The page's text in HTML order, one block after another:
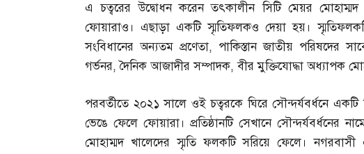
এ চত্বরের উদ্বোধন করেন তৎকালীন সিটি মেয়র
ফোয়ারাও। এছাড়া একটি স্মৃতিফলকও দেয়া হয়।
সংবিধানের অন্যতম প্রণেতা, পাকিস্তান জাতীয় পরিষদের
গর্ভনর,দৈনিক আজাদীর সম্পাদক,বীর মুক্তিযোদ্ধা অধ্যাপক
পরবর্তীতে ২০২১ সালে ওই চত্বরকে ঘিরে সৌন্দর্যবর্ধনে একটি
ভেঙে ফেলে ফোয়ারা। প্রতিষ্ঠানটি সেখানে সৌন্দর্যবর্ধনের
মোহাম্মদ খালেদের স্মৃতি ফলকটি সরিয়ে ফেলে।